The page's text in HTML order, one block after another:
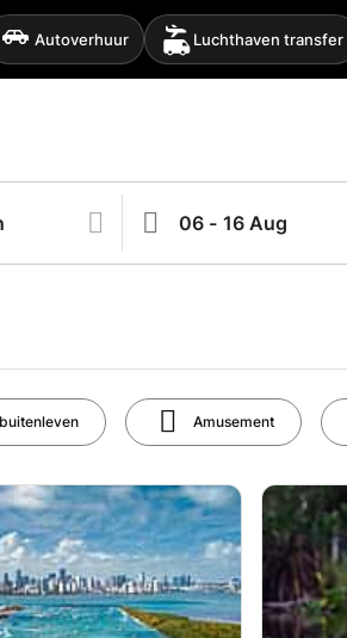
Autoverhuur Luchthaven transfer
Amusement